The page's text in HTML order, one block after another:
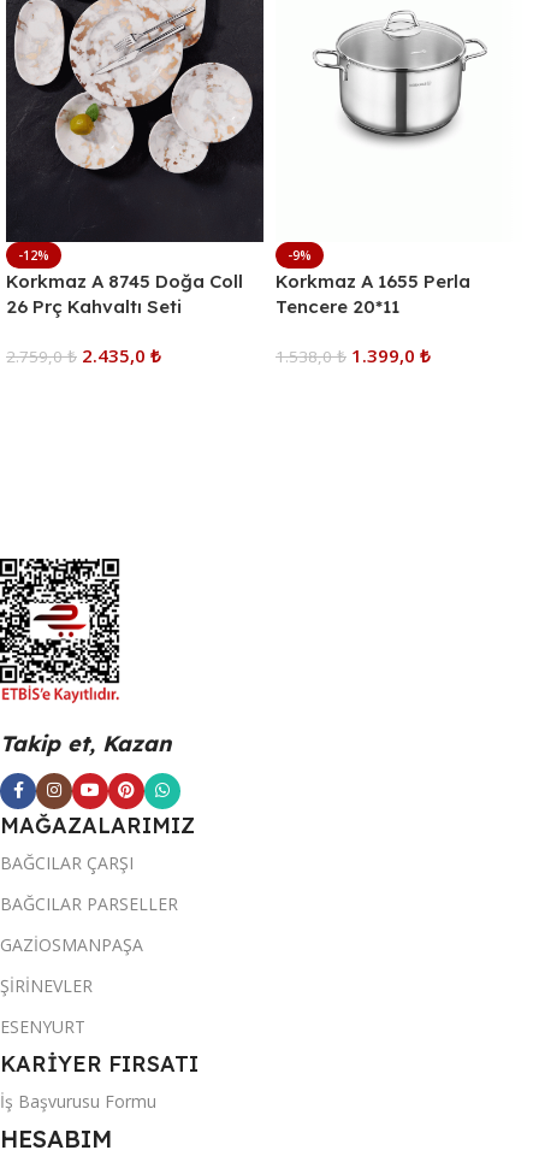
-12%
Korkmaz A 8745 Doğa Coll
26 Prç Kahvaltı Seti
2.759,0₺ 2.435,0 ₺
-9%
Korkmaz A 1655 Perla
Tencere 20*11
1.538,0₺ 1.399,0 ₺
Takip et, Kazan
MAĞAZALARIMIZ
BAĞCILAR ÇARŞI
BAĞCILAR PARSELLER
GAZİOSMANPAŞA
ŞİRİNEVLER
ESENYURT
KARİYER FIRSATI
İş Başvurusu Formu
HESABIM